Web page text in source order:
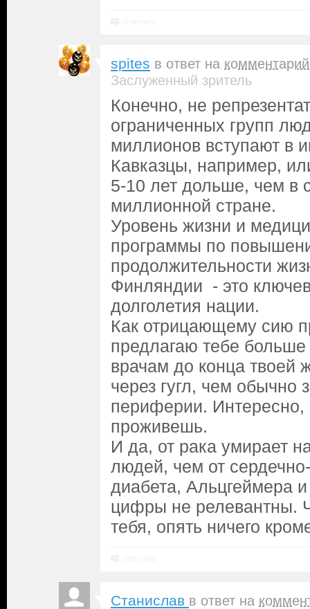
spites в ответ на комментарий
Заслуженный зритель
Конечно, не
ограниченных групп
миллионов вступают в
Кавказцы, например,
5-10 лет дольше, чем в
миллионной стране.
Уровень жизни и
программы по
продолжительности
Финляндии - это
долголетия нации.
Как отрицающему сию
предлагаю тебе
врачам до конца твоей
через гугл, чем обычно
периферии. Интересно,
проживешь.
И да, от рака умирает
людей, чем от
диабета, Альцгеймера
цифры не релевантны.
тебя, опять ничего
Станислав в ответ на